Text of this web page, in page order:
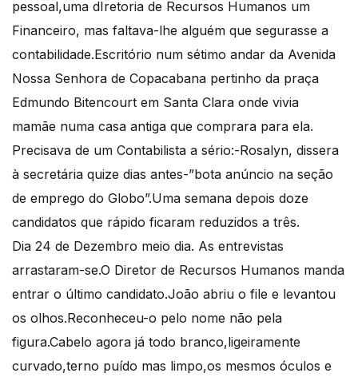
pessoal,uma dIretoria de Recursos Humanos um
Financeiro, mas faltava-lhe alguém que segurasse a
contabilidade.Escritório num sétimo andar da Avenida
Nossa Senhora de Copacabana pertinho da praça
Edmundo Bitencourt em Santa Clara onde vivia
mamãe numa casa antiga que comprara para ela.
Precisava de um Contabilista a sério:-Rosalyn, dissera
à secretária quize dias antes-”bota anúncio na seção
de emprego do Globo”.Uma semana depois doze
candidatos que rápido ficaram reduzidos a três.
Dia 24 de Dezembro meio dia. As entrevistas
arrastaram-se.O Diretor de Recursos Humanos manda
entrar o último candidato.João abriu o file e levantou
os olhos.Reconheceu-o pelo nome não pela
figura.Cabelo agora já todo branco,ligeiramente
curvado,terno puído mas limpo,os mesmos óculos e